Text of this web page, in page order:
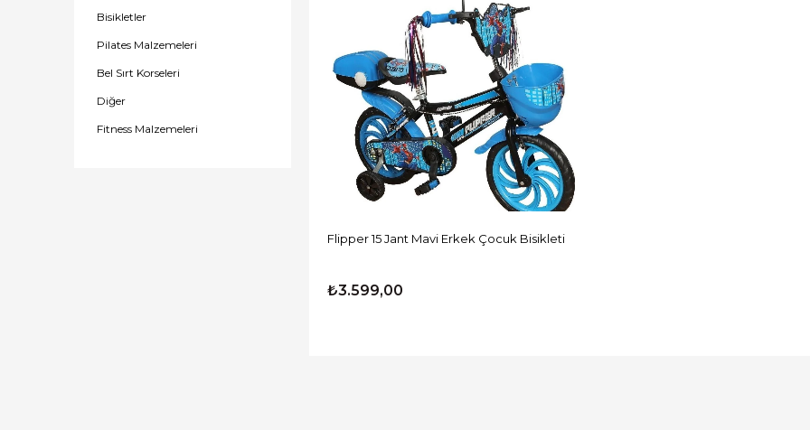
Bisikletler
Pilates Malzemeleri
Bel Sırt Korseleri
Diğer
Fitness Malzemeleri
Flipper 15 Jant Mavi Erkek Çocuk Bisikleti
₺3.599,00